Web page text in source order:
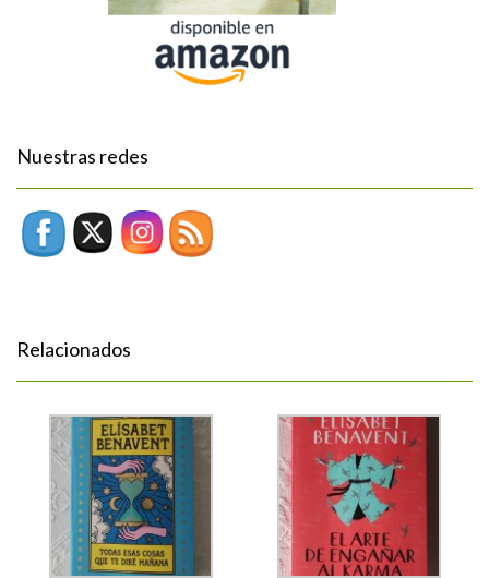
Nuestras redes
Relacionados